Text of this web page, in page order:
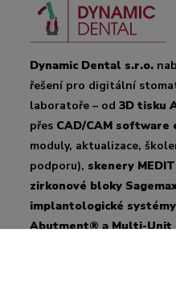
Dynamic Dental s.r.o.
řešení pro digitální
laboratoře – od 3D tisku
přes CAD/CAM software
moduly, aktualizace,
podporu), skenery MEDIT
zirkonové bloky
implantologické
Abutment® a Multi-Unit